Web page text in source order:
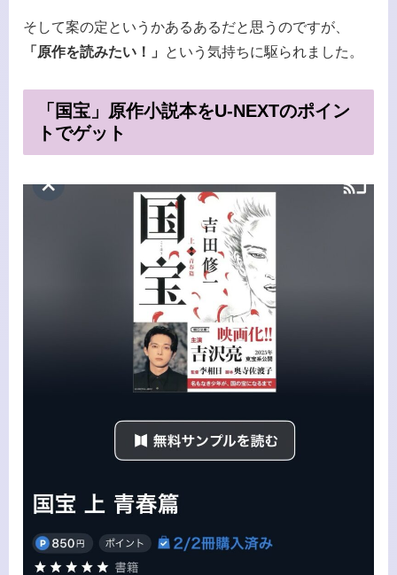
そして案の定というかあるあるだと思うのですが、
「原作を読みたい！」
という気持ちに駆られました。
「国宝」原作小説本をU-NEXTのポイン
トでゲット